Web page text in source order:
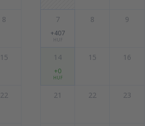
8
15
22
7
+407
HUF
8 9
14
+0
HUF
15 16
21 22 23